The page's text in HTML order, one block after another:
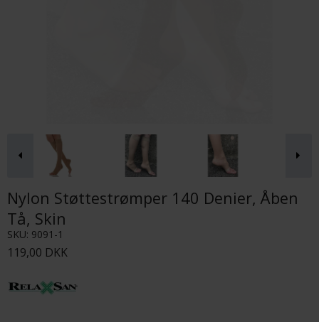
Nylon Støttestrømper 140 Denier, Åben
Tå, Skin
SKU: 9091-1
119,00 DKK